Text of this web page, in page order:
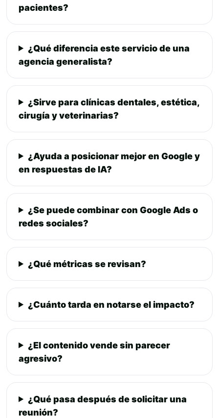
pacientes?
¿Qué diferencia este servicio de una
agencia generalista?
¿Sirve para clínicas dentales, estética,
cirugía y veterinarias?
¿Ayuda a posicionar mejor en Google y
en respuestas de IA?
¿Se puede combinar con Google Ads o
redes sociales?
¿Qué métricas se revisan?
¿Cuánto tarda en notarse el impacto?
¿El contenido vende sin parecer
agresivo?
¿Qué pasa después de solicitar una
reunión?